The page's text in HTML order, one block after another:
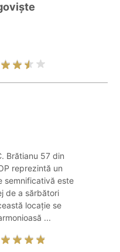
Brătianu 57 din
reprezintă un
semnificativă este
de a sărbători
locație se
...